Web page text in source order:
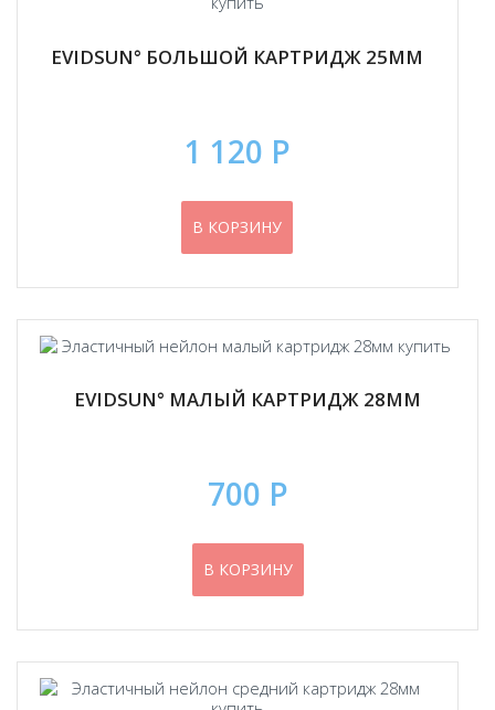
EVIDSUN° БОЛЬШОЙ КАРТРИДЖ 25ММ
1 120 Р
В КОРЗИНУ
EVIDSUN° МАЛЫЙ КАРТРИДЖ 28ММ
700 Р
В КОРЗИНУ